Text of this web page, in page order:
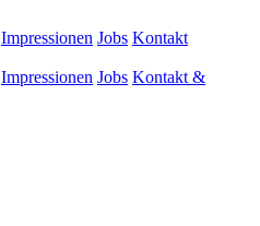
Impressionen Jobs Kontakt
Impressionen Jobs Kontakt &